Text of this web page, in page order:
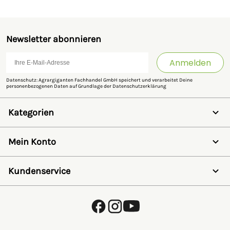
Newsletter abonnieren
Anmelden
Datenschutz: Agrargiganten Fachhandel GmbH speichert und verarbeitet Deine
personenbezogenen Daten auf Grundlage der Datenschutzerklärung
Kategorien
Schermaschinen
Futter- & Tränkesysteme
Haus, Hof & Stall
SALE
Mein Konto
Registrieren
Wunschzettel
Passwort vergessen
Kundenservice
Kostenlose Fachberatung